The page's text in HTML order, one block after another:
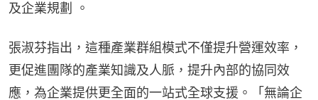
及企業規劃 。
張淑芬指出，這種產業群組模式不僅提升營運效率，
更促進團隊的產業知識及人脈，提升內部的協同效
應，為企業提供更全面的一站式全球支援。「無論企